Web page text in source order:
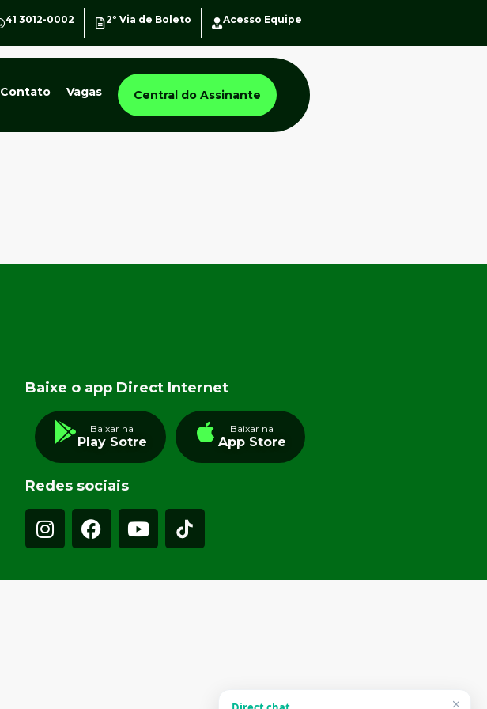
41 3012-0002 2º Via de Boleto Acesso Equipe
Contato Vagas Central do Assinante
Baixe o app Direct Internet
Baixar na
Play Sotre
Baixar na
App Store
Redes sociais